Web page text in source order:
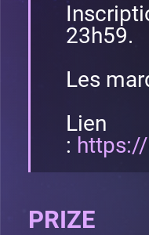
23h59.
Les
:
PRIZE